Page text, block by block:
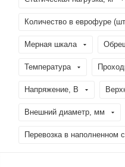
Количество в еврофуре
Мерная шкала
Температура
Напряжение, В
Внешний диаметр, мм
Перевозка в наполненном